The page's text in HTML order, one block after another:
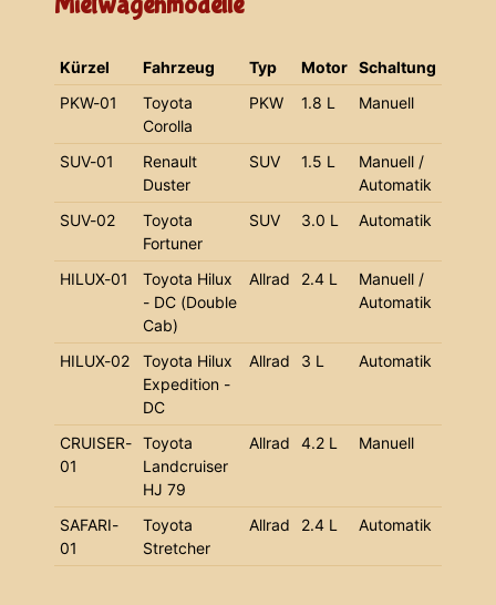
Kürzel Fahrzeug Typ Motor Schaltung
PKW-01
Toyota
Corolla
PKW 1.8 L Manuell
SUV-01
Renault
Duster
SUV 1.5 L
Manuell /
Automatik
SUV-02
Toyota
Fortuner
SUV 3.0 L Automatik
HILUX-01
Toyota Hilux
- DC (Double
Cab)
Allrad 2.4 L
Manuell /
Automatik
HILUX-02
Toyota Hilux
Expedition -
DC
Allrad 3 L Automatik
CRUISER-
01
Toyota
Landcruiser
HJ 79
Allrad 4.2 L Manuell
SAFARI-
01
Toyota
Stretcher
Allrad 2.4 L Automatik